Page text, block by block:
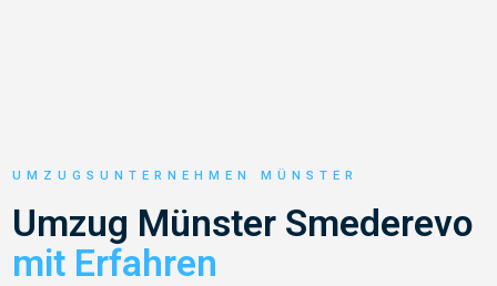
UMZUGSUNTERNEHMEN MÜNSTER
Umzug Münster Smederevo
mit Erfahren